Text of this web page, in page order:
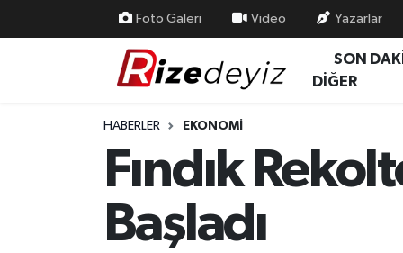
Foto Galeri Video Yazarlar
SON
DİĞER
HABERLER EKONOMI
Fındık
Başladı
Yurttan Haberler
Ekonomi
Rize Nöbetçi Eczaneler
Rize Trafik Yoğunluk Haritası
Süper Lig Puan Durumu ve Fikstür